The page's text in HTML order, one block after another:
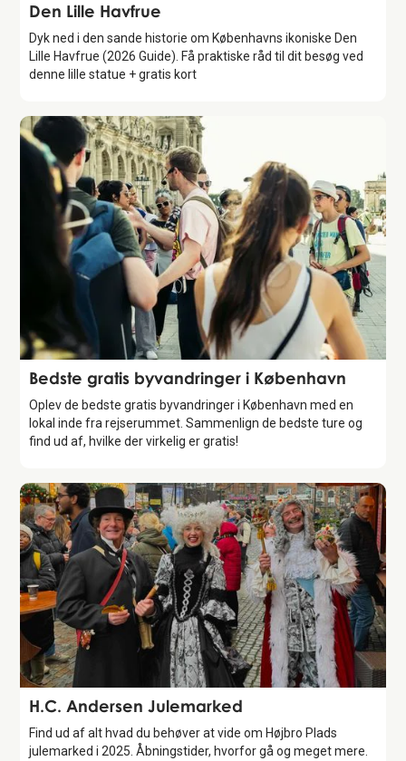
Attraction
Den Lille Havfrue
Dyk ned i den sande historie om Københavns ikoniske Den
Lille Havfrue (2026 Guide). Få praktiske råd til dit besøg ved
denne lille statue + gratis kort
Guide
Bedste gratis byvandringer i København
Oplev de bedste gratis byvandringer i København med en
lokal inde fra rejserummet. Sammenlign de bedste ture og
find ud af, hvilke der virkelig er gratis!
Attraction
H.C. Andersen Julemarked
Find ud af alt hvad du behøver at vide om Højbro Plads
julemarked i 2025. Åbningstider, hvorfor gå og meget mere.